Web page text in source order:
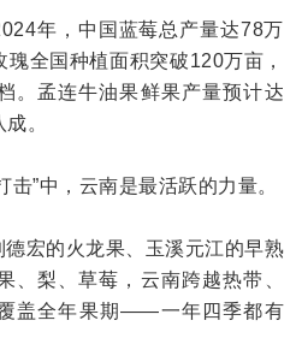
年，中国蓝莓总产量达78万
全国种植面积突破120万亩，
。孟连牛油果鲜果产量预计达
。
击”中，云南是最活跃的力量。
宏的火龙果、玉溪元江的早熟
、梨、草莓，云南跨越热带、
盖全年果期——一年四季都有